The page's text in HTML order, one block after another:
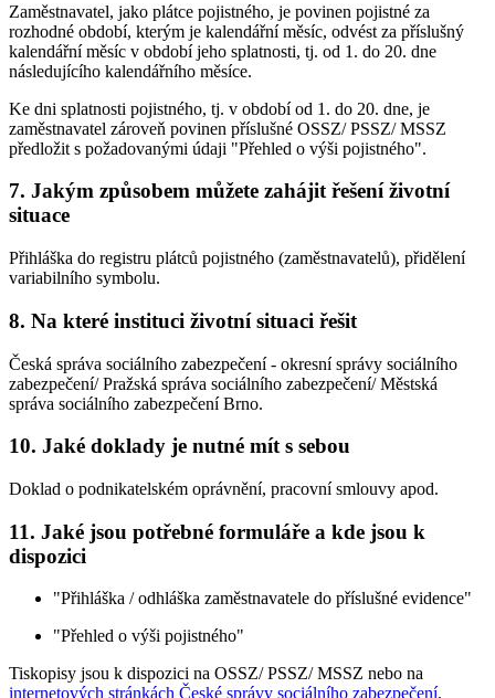
Zaměstnavatel, jako plátce pojistného, je povinen pojistné za
rozhodné období, kterým je kalendářní měsíc, odvést za příslušný
kalendářní měsíc v období jeho splatnosti, tj. od 1. do 20. dne
následujícího kalendářního měsíce.
Ke dni splatnosti pojistného, tj. v období od 1. do 20. dne, je
zaměstnavatel zároveň povinen příslušné OSSZ/ PSSZ/ MSSZ
předložit s požadovanými údaji "Přehled o výši pojistného".
7. Jakým způsobem můžete zahájit řešení životní
situace
Přihláška do registru plátců pojistného (zaměstnavatelů), přidělení
variabilního symbolu.
8. Na které instituci životní situaci řešit
Česká správa sociálního zabezpečení - okresní správy sociálního
zabezpečení/ Pražská správa sociálního zabezpečení/ Městská
správa sociálního zabezpečení Brno.
10. Jaké doklady je nutné mít s sebou
Doklad o podnikatelském oprávnění, pracovní smlouvy apod.
11. Jaké jsou potřebné formuláře a kde jsou k
dispozici
"Přihláška / odhláška zaměstnavatele do příslušné evidence"
"Přehled o výši pojistného"
Tiskopisy jsou k dispozici na OSSZ/ PSSZ/ MSSZ nebo na
internetových stránkách České správy sociálního zabezpečení.